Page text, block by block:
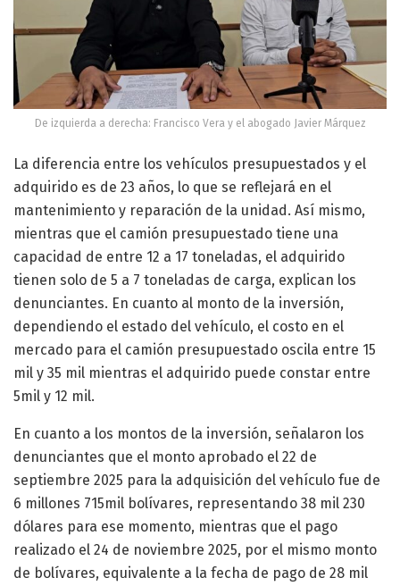
De izquierda a derecha: Francisco Vera y el abogado Javier Márquez
La diferencia entre los vehículos presupuestados y el
adquirido es de 23 años, lo que se reflejará en el
mantenimiento y reparación de la unidad. Así mismo,
mientras que el camión presupuestado tiene una
capacidad de entre 12 a 17 toneladas, el adquirido
tienen solo de 5 a 7 toneladas de carga, explican los
denunciantes. En cuanto al monto de la inversión,
dependiendo el estado del vehículo, el costo en el
mercado para el camión presupuestado oscila entre 15
mil y 35 mil mientras el adquirido puede constar entre
5mil y 12 mil.
En cuanto a los montos de la inversión, señalaron los
denunciantes que el monto aprobado el 22 de
septiembre 2025 para la adquisición del vehículo fue de
6 millones 715mil bolívares, representando 38 mil 230
dólares para ese momento, mientras que el pago
realizado el 24 de noviembre 2025, por el mismo monto
de bolívares, equivalente a la fecha de pago de 28 mil